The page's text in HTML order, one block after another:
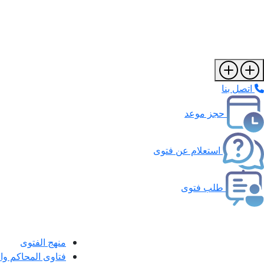
اتصل بنا
حجز موعد
استعلام عن فتوى
طلب فتوى
منهج الفتوى
فتاوى المحاكم